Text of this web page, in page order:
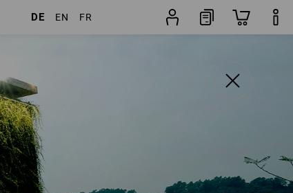
DE EN FR